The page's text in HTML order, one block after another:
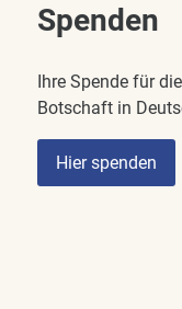
Spenden
Ihre Spende für
Botschaft in
Hier spenden